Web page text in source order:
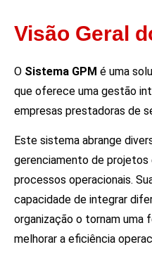
Visão Geral
O Sistema GPM é uma
que oferece uma gestão
empresas prestadoras de
Este sistema abrange
gerenciamento de
processos operacionais.
capacidade de integrar
organização o tornam uma
melhorar a eficiência